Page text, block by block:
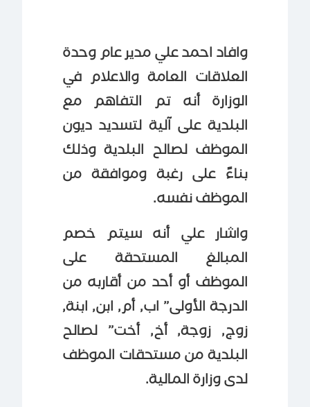
وافاد احمد علي مدير عام وحدة
العلاقات العامة والاعلام في
الوزارة أنه تم التفاهم مع
البلدية على آلية لتسديد ديون
الموظف لصالح البلدية وذلك
بناءً على رغبة وموافقة من
الموظف نفسه.
واشار علي أنه سيتم خصم
المبالغ المستحقة على
الموظف أو أحد من أقاربه من
الدرجة الأولى” اب, أم, ابن, ابنة,
زوج, زوجة, أخ, أخت” لصالح
البلدية من مستحقات الموظف
لدى وزارة المالية.